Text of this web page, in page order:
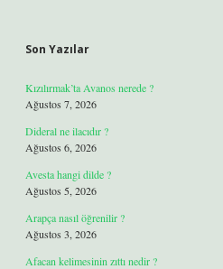
Son Yazılar
Kızılırmak’ta Avanos nerede ?
Ağustos 7, 2026
Dideral ne ilacıdır ?
Ağustos 6, 2026
Avesta hangi dilde ?
Ağustos 5, 2026
Arapça nasıl öğrenilir ?
Ağustos 3, 2026
Afacan kelimesinin zıttı nedir ?